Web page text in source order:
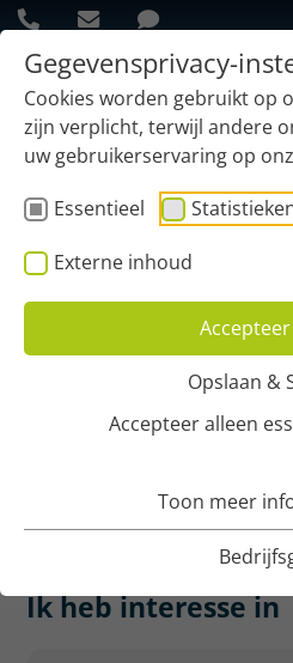
Gegevensprivacy-
Cookies worden gebruikt op
zijn verplicht, terwijl andere
uw gebruikerservaring op
Essentieel
Externe inhoud
Opslaan &
Accepteer alleen
Toon meer
VRAAG EEN
OFFERTE AAN
Ik heb interesse in